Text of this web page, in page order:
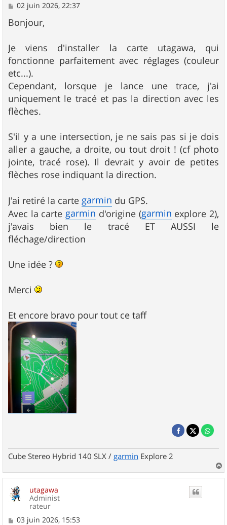
M
s
s
g
e
02 juin 2026, 22:37
Bonjour,
Je viens d'installer la carte utagawa, qui
fonctionne parfaitement avec réglages (couleur
etc...).
Cependant, lorsque je lance une trace, j'ai
uniquement le tracé et pas la direction avec les
flèches.
S'il y a une intersection, je ne sais pas si je dois
aller a gauche, a droite, ou tout droit ! (cf photo
jointe, tracé rose). Il devrait y avoir de petites
flèches rose indiquant la direction.
J'ai retiré la carte garmin du GPS.
Avec la cartegarmin d'origine (garmin explore 2),
j'avais bien le tracé ET AUSSI le
fléchage/direction
Une idée ?
Merci
Et encore bravo pour tout ce taff
Cube Stereo Hybrid 140 SLX / garmin Explore 2
a
u
utagawa
Administ
rateur
M
03 juin 2026, 15:53